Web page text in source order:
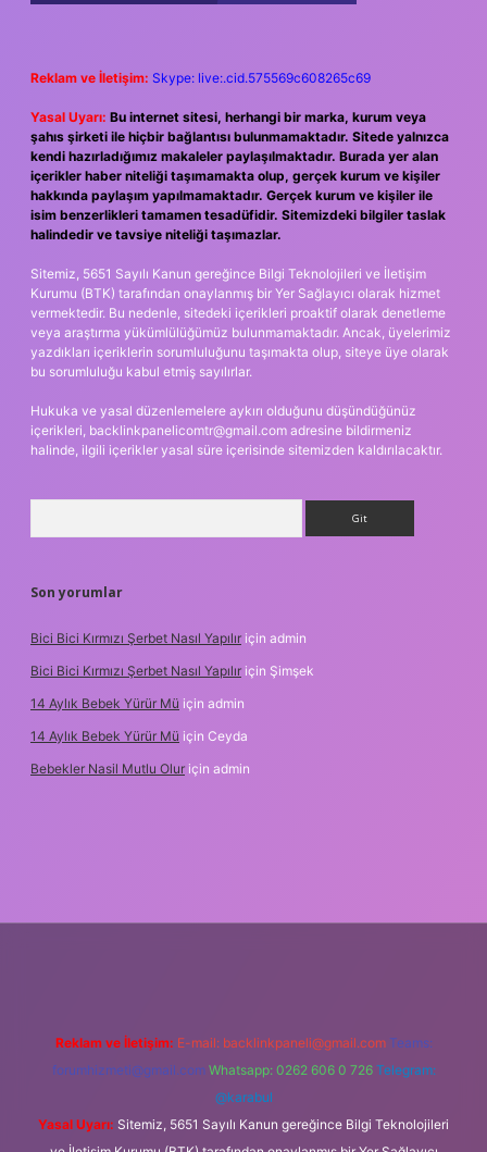
Reklam ve İletişim: Skype: live:.cid.575569c608265c69
Yasal Uyarı: Bu internet sitesi, herhangi bir marka, kurum veya
şahıs şirketi ile hiçbir bağlantısı bulunmamaktadır. Sitede yalnızca
kendi hazırladığımız makaleler paylaşılmaktadır. Burada yer alan
içerikler haber niteliği taşımamakta olup, gerçek kurum ve kişiler
hakkında paylaşım yapılmamaktadır. Gerçek kurum ve kişiler ile
isim benzerlikleri tamamen tesadüfidir. Sitemizdeki bilgiler taslak
halindedir ve tavsiye niteliği taşımazlar.
Sitemiz, 5651 Sayılı Kanun gereğince Bilgi Teknolojileri ve İletişim
Kurumu (BTK) tarafından onaylanmış bir Yer Sağlayıcı olarak hizmet
vermektedir. Bu nedenle, sitedeki içerikleri proaktif olarak denetleme
veya araştırma yükümlülüğümüz bulunmamaktadır. Ancak, üyelerimiz
yazdıkları içeriklerin sorumluluğunu taşımakta olup, siteye üye olarak
bu sorumluluğu kabul etmiş sayılırlar.
Hukuka ve yasal düzenlemelere aykırı olduğunu düşündüğünüz
içerikleri, backlinkpanelicomtr@gmail.com adresine bildirmeniz
halinde, ilgili içerikler yasal süre içerisinde sitemizden kaldırılacaktır.
Son yorumlar
Bici Bici Kırmızı Şerbet Nasıl Yapılır için admin
Bici Bici Kırmızı Şerbet Nasıl Yapılır için Şimşek
14 Aylık Bebek Yürür Mü için admin
14 Aylık Bebek Yürür Mü için Ceyda
Bebekler Nasil Mutlu Olur için admin
Reklam ve İletişim: E-mail: backlinkpaneli@gmail.com Teams:
forumhizmeti@gmail.com Whatsapp: 0262 606 0 726 Telegram:
@karabul
Yasal Uyarı: Sitemiz, 5651 Sayılı Kanun gereğince Bilgi Teknolojileri